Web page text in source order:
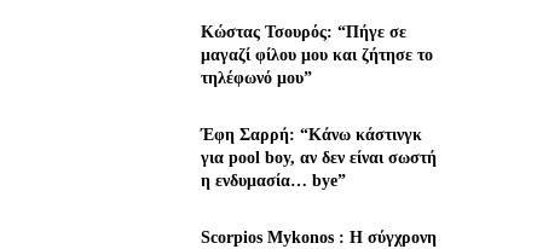
Κώστας Τσουρός: “Πήγε σε
μαγαζί φίλου μου και ζήτησε το
τηλέφωνό μου”
Έφη Σαρρή: “Κάνω κάστινγκ
για pool boy, αν δεν είναι σωστή
η ενδυμασία… bye”
Scorpios Mykonos : Η σύγχρονη